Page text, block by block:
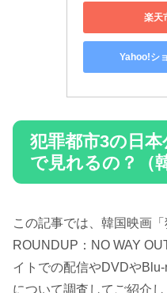
楽天
Yahoo!シ
犯罪都市3の日
で見れるの？（
この記事では、韓国映画
ROUNDUP：NO WAY
イトでの配信やDVDや
について調査してご紹介し